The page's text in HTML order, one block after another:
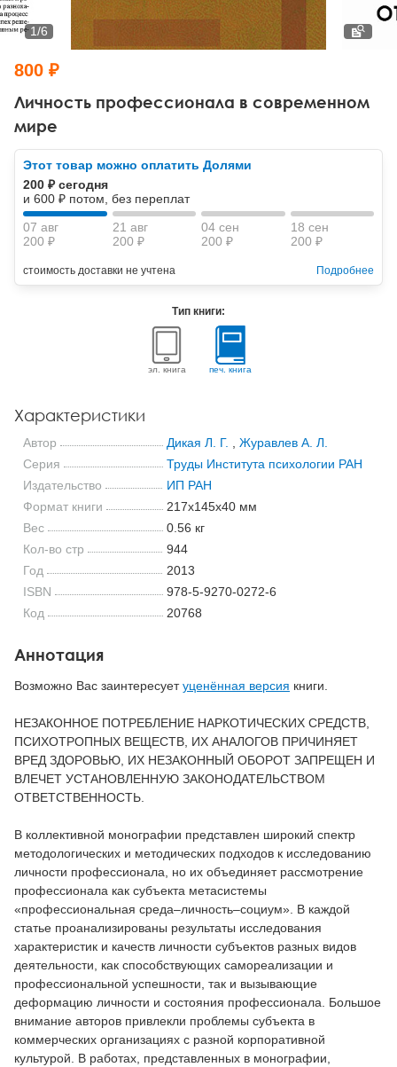
Тревожные расстройства, панические атаки
Психодрама
Другие направления психотерапии
Классический, эриксоновский гипноз и НЛП
НЛП
Психология труда и эргономика
Социальная психология
Социальная и организационная психология
Классический и юнгианский психоанализ
Личность профессионала в современном
мире
1/6
800 ₽
Этот товар можно оплатить Долями
200 ₽ сегодня
и 600 ₽ потом, без переплат
07 авг
200 ₽
21 авг
200 ₽
04 сен
200 ₽
18 сен
200 ₽
стоимость доставки не учтена Подробнее
Тип книги:
эл. книга печ. книга
Характеристики
Автор Дикая Л. Г.
Журавлев А. Л.
Серия
Труды Института психологии РАН
Издательство
ИП РАН
Формат книги
217x145x40 мм
Вес
0.56 кг
Кол-во стр
944
Год
2013
ISBN
978-5-9270-0272-6
Код
20768
Аннотация
Возможно Вас заинтересуетуценённая версия книги.
НЕЗАКОННОЕ ПОТРЕБЛЕНИЕ НАРКОТИЧЕСКИХ СРЕДСТВ,
ПСИХОТРОПНЫХ ВЕЩЕСТВ, ИХ АНАЛОГОВ ПРИЧИНЯЕТ
ВРЕД ЗДОРОВЬЮ, ИХ НЕЗАКОННЫЙ ОБОРОТ ЗАПРЕЩЕН И
ВЛЕЧЕТ УСТАНОВЛЕННУЮ ЗАКОНОДАТЕЛЬСТВОМ
ОТВЕТСТВЕННОСТЬ.
В коллективной монографии представлен широкий спектр
методологических и методических подходов к исследованию
личности профессионала, но их объединяет рассмотрение
профессионала как субъекта метасистемы
«профессиональная среда–личность–социум». В каждой
статье проанализированы результаты исследования
характеристик и качеств личности субъектов разных видов
деятельности, как способствующих самореализации и
профессиональной успешности, так и вызывающие
деформацию личности и состояния профессионала. Большое
внимание авторов привлекли проблемы субъекта в
коммерческих организациях с разной корпоративной
культурой. В работах, представленных в монографии,